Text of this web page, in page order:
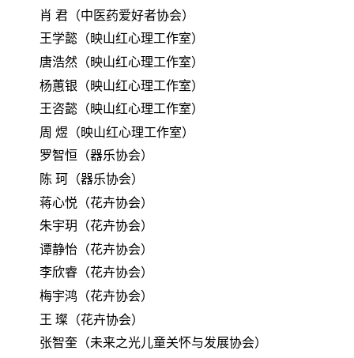
肖 君（中医药爱好者协会）
王学懿（映山红心理工作室）
唐浩然（映山红心理工作室）
杨蕙银（映山红心理工作室）
王咨懿（映山红心理工作室）
周 煜（映山红心理工作室）
罗智恒（器乐协会）
陈 珂（器乐协会）
蒋心悦（花卉协会）
朱宇玥（花卉协会）
谭静怡（花卉协会）
李欣睿（花卉协会）
梅宇鸿（花卉协会）
王 璨（花卉协会）
张智奎（未来之光儿童关怀与发展协会）